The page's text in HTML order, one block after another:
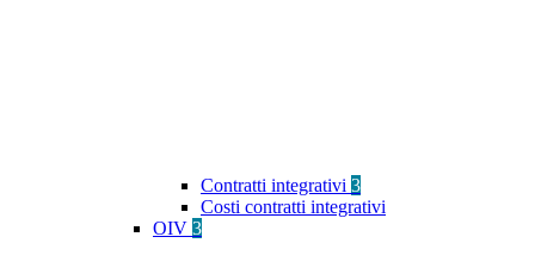
Contratti integrativi 3
Costi contratti integrativi
OIV 3